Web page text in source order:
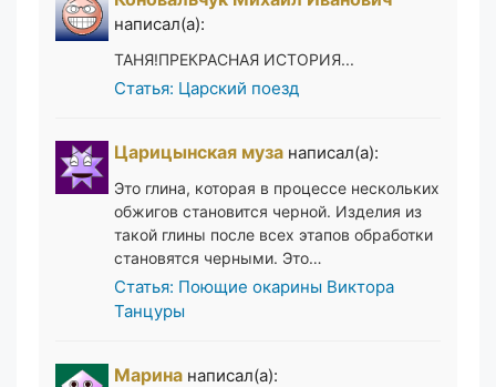
написал(а):
ТАНЯ!ПРЕКРАСНАЯ ИСТОРИЯ...
Статья: Царский поезд
Царицынская муза написал(а):
Это глина, которая в процессе нескольких
обжигов становится черной. Изделия из
такой глины после всех этапов обработки
становятся черными. Это…
Статья: Поющие окарины Виктора
Танцуры
Марина написал(а):